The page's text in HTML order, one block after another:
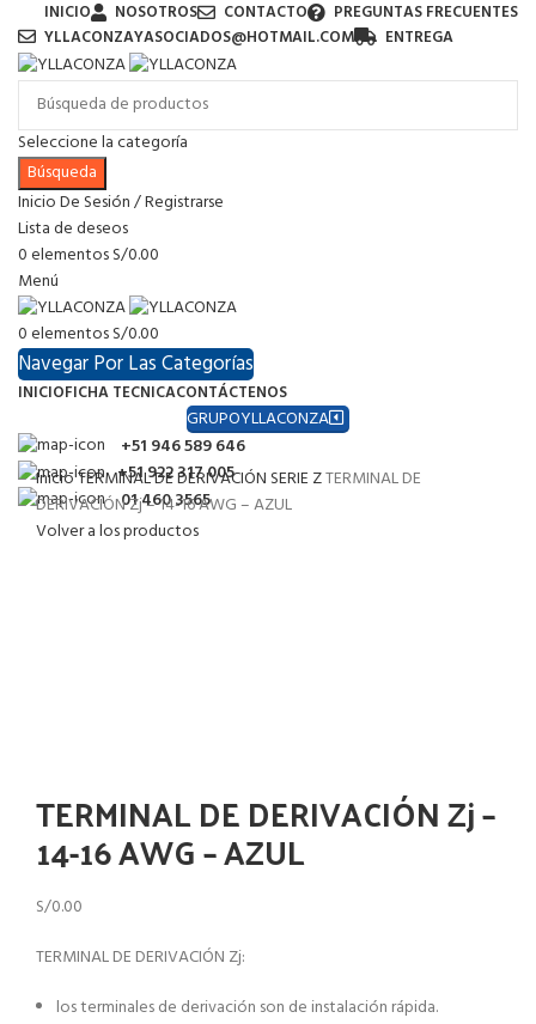
INICIO NOSOTROS CONTACTO
PREGUNTAS FRECUENTES
YLLACONZAYASOCIADOS@HOTMAIL.COM
ENTREGA
Seleccione la categoría
Búsqueda
Inicio De Sesión / Registrarse
Lista de deseos
0elementosS/0.00
Menú
0elementosS/0.00
Navegar Por Las Categorías
INICIOFICHA TECNICACONTÁCTENOS
GRUPOYLLACONZA
+51 946 589 646
+51 922 317 005
01 460 3565
InicioTERMINAL DE DERIVACIÓN SERIE ZTERMINAL DE
DERIVACIÓN Zj – 14-16 AWG – AZUL
Volver a los productos
TERMINAL DE DERIVACIÓN Zj –
14-16 AWG – AZUL
S/0.00
TERMINAL DE DERIVACIÓN Zj:
los terminales de derivación son de instalación rápida.